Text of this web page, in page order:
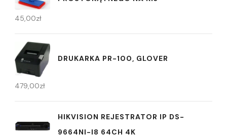
45,00zł
DRUKARKA PR-100, GLOVER
479,00zł
HIKVISION REJESTRATOR IP DS-
9664NI-I8 64CH 4K